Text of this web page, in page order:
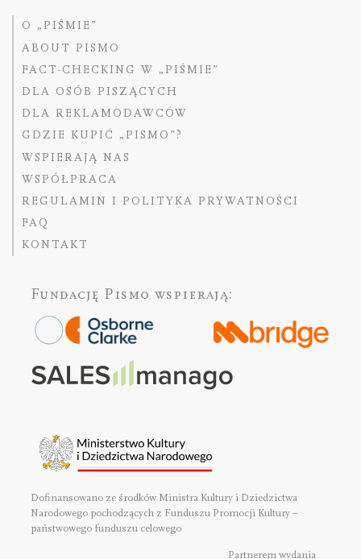
O „PIŚMIE”
ABOUT PISMO
FACT-CHECKING W „PIŚMIE”
DLA OSÓB PISZĄCYCH
DLA REKLAMODAWCÓW
GDZIE KUPIĆ „PISMO”?
WSPIERAJĄ NAS
WSPÓŁPRACA
REGULAMIN I POLITYKA PRYWATNOŚCI
FAQ
KONTAKT
Fundację Pismo wspierają:
Dofinansowano ze środków Ministra Kultury i Dziedzictwa
Narodowego pochodzących z Funduszu Promocji Kultury –
państwowego funduszu celowego
Partnerem wydania